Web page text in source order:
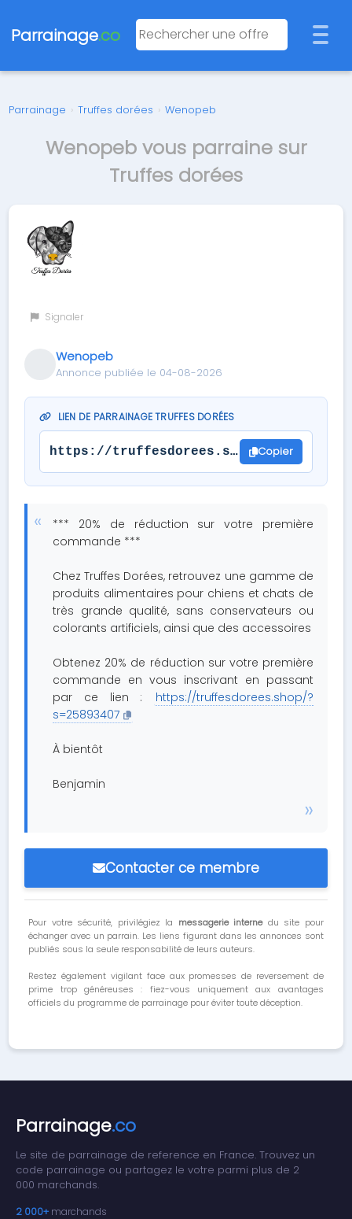
Parrainage.co
Parrainage › Truffes dorées › Wenopeb
Wenopeb vous parraine sur
Truffes dorées
Signaler
Wenopeb
Annonce publiée le 04-08-2026
LIEN DE PARRAINAGE TRUFFES DORÉES
https://truffesdorees.shop/?s=25893407
Copier
*** 20% de réduction sur votre première
commande ***
Chez Truffes Dorées, retrouvez une gamme de
produits alimentaires pour chiens et chats de
très grande qualité, sans conservateurs ou
colorants artificiels, ainsi que des accessoires
Obtenez 20% de réduction sur votre première
commande en vous inscrivant en passant
par ce lien :
https://truffesdorees.shop/?
s=25893407
À bientôt
Benjamin
Contacter ce membre
Pour votre sécurité, privilégiez la messagerie internedu site pour
échanger avec un parrain. Les liens figurant dans les annonces sont
publiés sous la seule responsabilité de leurs auteurs.
Restez également vigilant face aux promesses de reversement de
prime trop généreuses : fiez-vous uniquement aux avantages
officiels du programme de parrainage pour éviter toute déception.
Parrainage.co
Le site de parrainage de reference en France. Trouvez un
code parrainage ou partagez le votre parmi plus de 2
000 marchands.
2 000+ marchands